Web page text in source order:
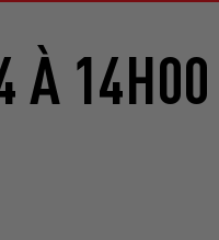
À 14H00